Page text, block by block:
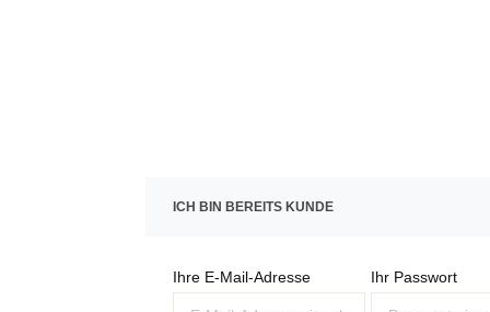
ICH BIN BEREITS KUNDE
Ihre E-Mail-Adresse Ihr Passwort